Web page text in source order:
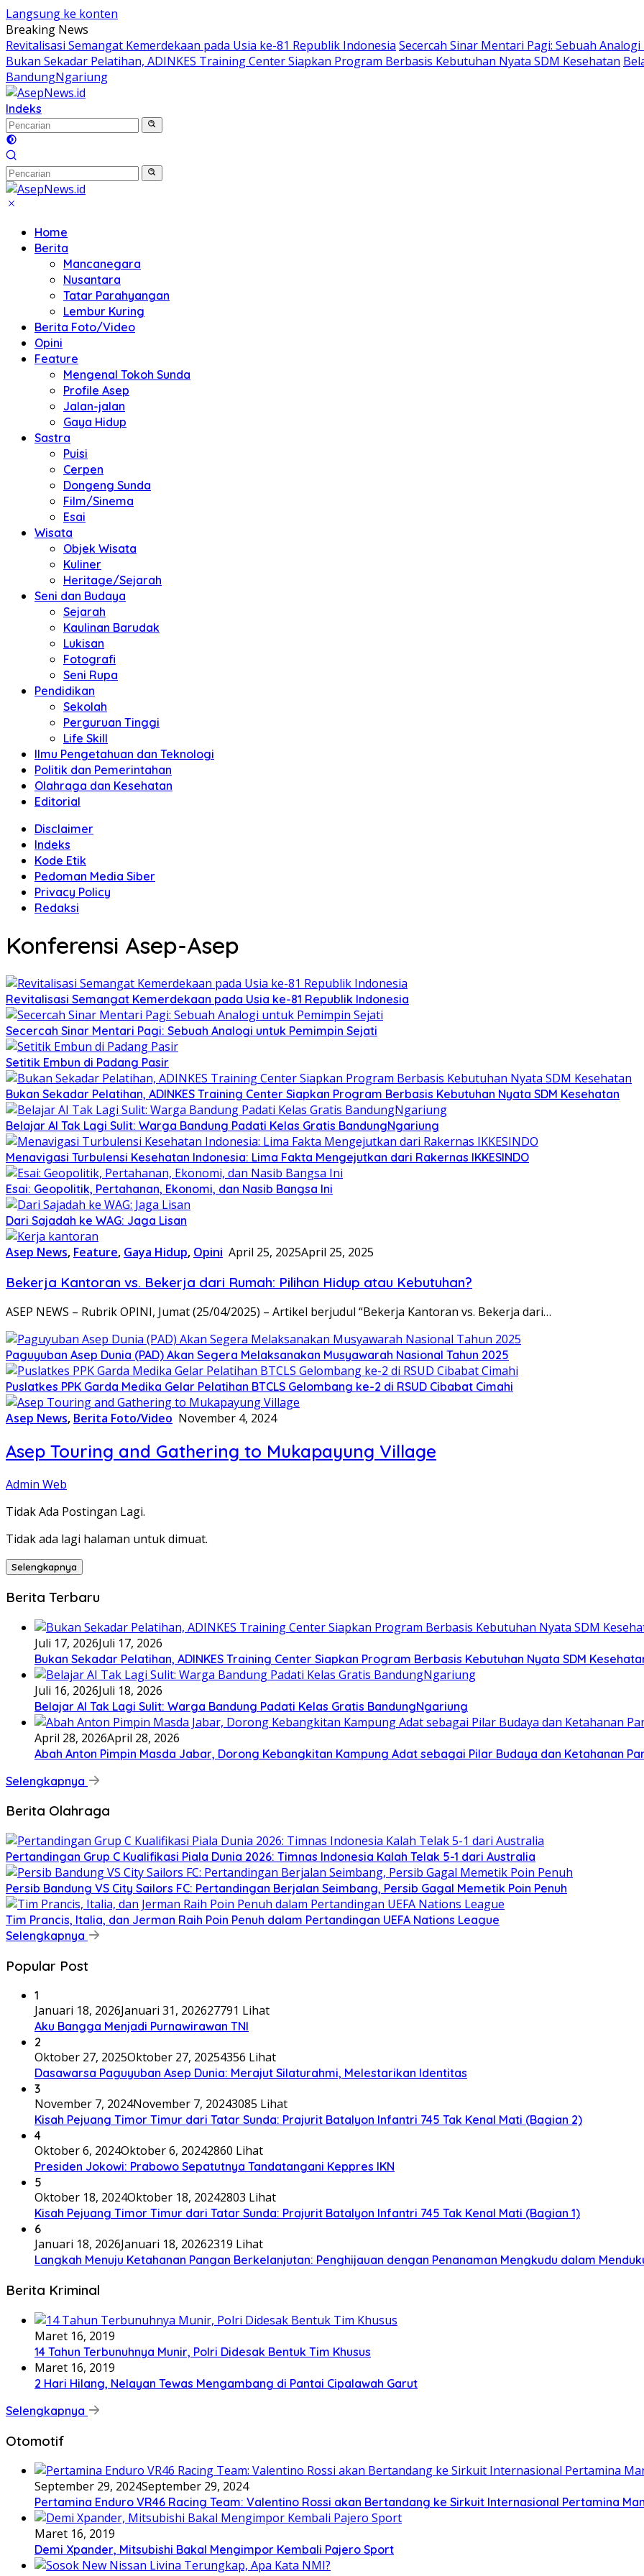
Langsung ke konten
Breaking News
Revitalisasi Semangat Kemerdekaan pada Usia ke-81 Republik Indonesia Secercah Sinar Mentari Pagi: Sebuah
Bukan Sekadar Pelatihan, ADINKES Training Center Siapkan Program Berbasis Kebutuhan Nyata SDM Kesehatan
BandungNgariung
Indeks
Home
Berita
Mancanegara
Nusantara
Tatar Parahyangan
Lembur Kuring
Berita Foto/Video
Opini
Feature
Mengenal Tokoh Sunda
Profile Asep
Jalan-jalan
Gaya Hidup
Sastra
Puisi
Cerpen
Dongeng Sunda
Film/Sinema
Esai
Wisata
Objek Wisata
Kuliner
Heritage/Sejarah
Seni dan Budaya
Sejarah
Kaulinan Barudak
Lukisan
Fotografi
Seni Rupa
Pendidikan
Sekolah
Perguruan Tinggi
Life Skill
Ilmu Pengetahuan dan Teknologi
Politik dan Pemerintahan
Olahraga dan Kesehatan
Editorial
Disclaimer
Indeks
Kode Etik
Pedoman Media Siber
Privacy Policy
Redaksi
Konferensi Asep-Asep
Revitalisasi Semangat Kemerdekaan pada Usia ke-81 Republik Indonesia
Secercah Sinar Mentari Pagi: Sebuah Analogi untuk Pemimpin Sejati
Setitik Embun di Padang Pasir
Bukan Sekadar Pelatihan, ADINKES Training Center Siapkan Program Berbasis Kebutuhan Nyata SDM Kesehatan
Belajar AI Tak Lagi Sulit: Warga Bandung Padati Kelas Gratis BandungNgariung
Menavigasi Turbulensi Kesehatan Indonesia: Lima Fakta Mengejutkan dari Rakernas IKKESINDO
Esai: Geopolitik, Pertahanan, Ekonomi, dan Nasib Bangsa Ini
Dari Sajadah ke WAG: Jaga Lisan
Asep News, Feature, Gaya Hidup, Opini April 25, 2025April 25, 2025
Bekerja Kantoran vs. Bekerja dari Rumah: Pilihan Hidup atau Kebutuhan?
ASEP NEWS – Rubrik OPINI, Jumat (25/04/2025) – Artikel berjudul “Bekerja Kantoran vs. Bekerja dari…
Paguyuban Asep Dunia (PAD) Akan Segera Melaksanakan Musyawarah Nasional Tahun 2025
Puslatkes PPK Garda Medika Gelar Pelatihan BTCLS Gelombang ke-2 di RSUD Cibabat Cimahi
Asep News, Berita Foto/Video November 4, 2024
Asep Touring and Gathering to Mukapayung Village
Admin Web
Tidak Ada Postingan Lagi.
Tidak ada lagi halaman untuk dimuat.
Selengkapnya
Berita Terbaru
Juli 17, 2026Juli 17, 2026
Bukan Sekadar Pelatihan, ADINKES Training Center Siapkan Program Berbasis Kebutuhan Nyata SDM
Juli 16, 2026Juli 18, 2026
Belajar AI Tak Lagi Sulit: Warga Bandung Padati Kelas Gratis BandungNgariung
April 28, 2026April 28, 2026
Abah Anton Pimpin Masda Jabar, Dorong Kebangkitan Kampung Adat sebagai Pilar Budaya dan Ketahanan
Selengkapnya
Berita Olahraga
Pertandingan Grup C Kualifikasi Piala Dunia 2026: Timnas Indonesia Kalah Telak 5-1 dari Australia
Persib Bandung VS City Sailors FC: Pertandingan Berjalan Seimbang, Persib Gagal Memetik Poin Penuh
Tim Prancis, Italia, dan Jerman Raih Poin Penuh dalam Pertandingan UEFA Nations League
Selengkapnya
Popular Post
1
Januari 18, 2026Januari 31, 202627791 Lihat
Aku Bangga Menjadi Purnawirawan TNI
2
Oktober 27, 2025Oktober 27, 20254356 Lihat
Dasawarsa Paguyuban Asep Dunia: Merajut Silaturahmi, Melestarikan Identitas
3
November 7, 2024November 7, 20243085 Lihat
Kisah Pejuang Timor Timur dari Tatar Sunda: Prajurit Batalyon Infantri 745 Tak Kenal Mati (Bagian 2)
4
Oktober 6, 2024Oktober 6, 20242860 Lihat
Presiden Jokowi: Prabowo Sepatutnya Tandatangani Keppres IKN
5
Oktober 18, 2024Oktober 18, 20242803 Lihat
Kisah Pejuang Timor Timur dari Tatar Sunda: Prajurit Batalyon Infantri 745 Tak Kenal Mati (Bagian 1)
6
Januari 18, 2026Januari 18, 20262319 Lihat
Langkah Menuju Ketahanan Pangan Berkelanjutan: Penghijauan dengan Penanaman Mengkudu dalam
Berita Kriminal
Maret 16, 2019
14 Tahun Terbunuhnya Munir, Polri Didesak Bentuk Tim Khusus
Maret 16, 2019
2 Hari Hilang, Nelayan Tewas Mengambang di Pantai Cipalawah Garut
Selengkapnya
Otomotif
September 29, 2024September 29, 2024
Pertamina Enduro VR46 Racing Team: Valentino Rossi akan Bertandang ke Sirkuit Internasional Pertamina
Maret 16, 2019
Demi Xpander, Mitsubishi Bakal Mengimpor Kembali Pajero Sport